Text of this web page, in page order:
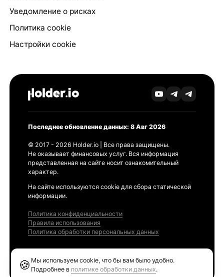
Уведомление о рисках
Политика cookie
Настройки cookie
Последнее обновление данных: 8 Авг 2026
© 2017 - 2026 Holder.io | Все права защищены.
Не оказывает финансовых услуг. Вся информация
представленная на сайте носит ознакомительный
характер.
На сайте используются cookie для сбора статической
информации.
Политика конфиденциальности
Правила использования
Политика обработки персональных данных
🍪 Мы используем cookie, что бы вам было удобно.
Подробнее в политике обработки данных.
Ethereum GAS Tracker